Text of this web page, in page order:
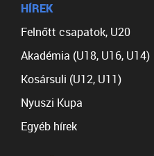
HÍREK
Felnőtt csapatok, U20
Akadémia (U18, U16, U14)
Kosársuli (U12, U11)
Nyuszi Kupa
Egyéb hírek